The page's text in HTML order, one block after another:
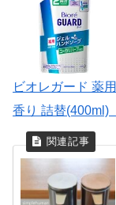
ビオレガード 薬
香り 詰替(400ml)